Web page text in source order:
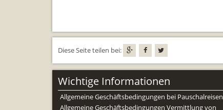
Diese Seite teilen bei:
Wichtige Informationen
Allgemeine Geschäftsbedingungen bei Pauschalreisen
Allgemeine Geschäftsbedingungen Vermittlung von